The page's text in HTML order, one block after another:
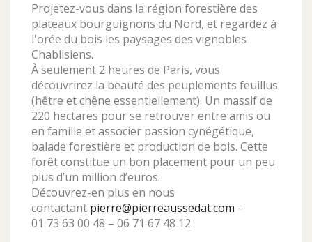
Projetez-vous dans la région forestière des
plateaux bourguignons du Nord, et regardez à
l'orée du bois les paysages des vignobles
Chablisiens.
À seulement 2 heures de Paris, vous
découvrirez la beauté des peuplements feuillus
(hêtre et chêne essentiellement). Un massif de
220 hectares pour se retrouver entre amis ou
en famille et associer passion cynégétique,
balade forestière et production de bois. Cette
forêt constitue un bon placement pour un peu
plus d’un million d’euros.
Découvrez-en plus en nous
contactant pierre@pierreaussedat.com –
01 73 63 00 48 – 06 71 67 48 12.